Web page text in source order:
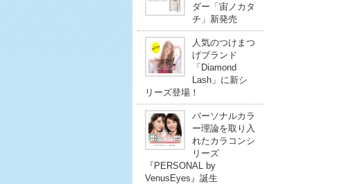
ダー「宙ノカタ
チ」新発売
人気のつけまつ
げブランド
「Diamond
Lash」に新シ
リーズ登場！
パーソナルカラ
ー理論を取り入
れたカラコンシ
リーズ
『PERSONAL by
VenusEyes』誕生